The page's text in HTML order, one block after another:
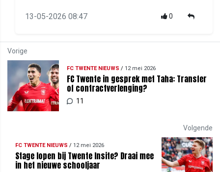
13-05-2026 08:47 0
Vorige
FC TWENTE NIEUWS / 12 mei 2026
FC Twente in gesprek met Taha: Transfer
of contractverlenging?
11
Volgende
FC TWENTE NIEUWS / 12 mei 2026
Stage lopen bij Twente Insite? Draai mee
in het nieuwe schooljaar